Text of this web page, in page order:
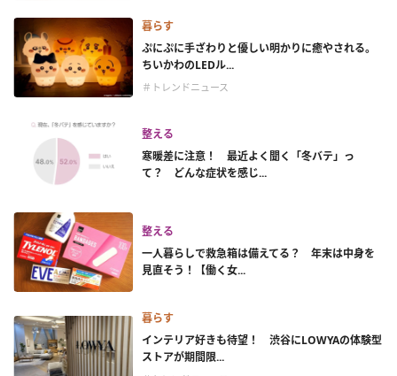
暮らす
ぷにぷに手ざわりと優しい明かりに癒やされる。
ちいかわのLEDル...
＃トレンドニュース
整える
寒暖差に注意！ 最近よく聞く「冬バテ」っ
て？ どんな症状を感じ...
整える
一人暮らしで救急箱は備えてる？ 年末は中身を
見直そう！【働く女...
暮らす
インテリア好きも待望！ 渋谷にLOWYAの体験型
ストアが期間限...